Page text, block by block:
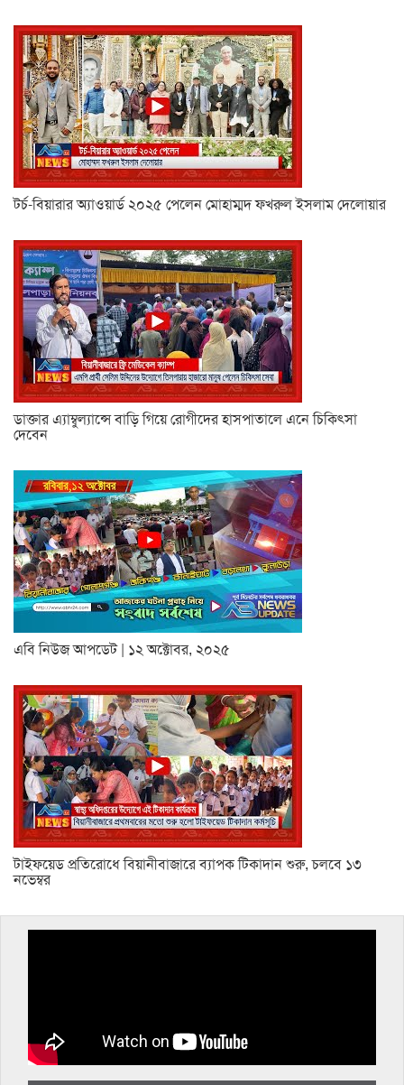
টর্চ-বিয়ারার অ্যাওয়ার্ড ২০২৫ পেলেন মোহাম্মদ ফখরুল ইসলাম দেলোয়ার
ডাক্তার এ্যাম্বুল্যান্সে বাড়ি গিয়ে রোগীদের হাসপাতালে এনে চিকিৎসা
দেবেন
এবি নিউজ আপডেট | ১২ অক্টোবর, ২০২৫
টাইফয়েড প্রতিরোধে বিয়ানীবাজারে ব্যাপক টিকাদান শুরু, চলবে ১৩
নভেম্বর